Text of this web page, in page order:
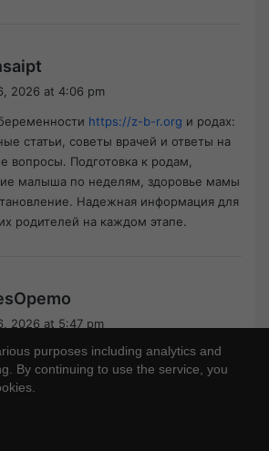
s
:
2026 at 4:06 pm
https://z-b-r.org и родах:
статьи, советы врачей и ответы на
вопросы. Подготовка к родам,
малыша по неделям, здоровье мамы
Надежная информация для
родителей на каждом этапе.
s
:
2026 at 5:47 pm
строительный
журнал: идеи,
обзоры и советы экспертов.
разобраться в материалах, выбрать
и реализовать проекты любой
purposes including analytics and
By continuing to use the service, you